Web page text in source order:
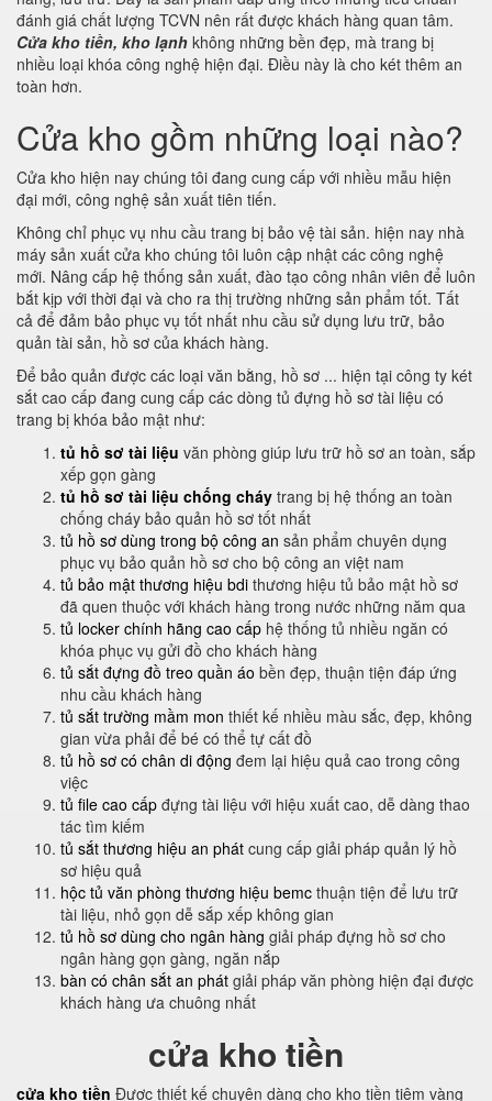
đánh giá chất lượng TCVN nên rất được khách hàng quan tâm.
Cửa kho tiền, kho lạnh không những bền đẹp, mà trang bị
nhiều loại khóa công nghệ hiện đại. Điều này là cho két thêm an
toàn hơn.
Cửa kho gồm những loại nào?
Cửa kho hiện nay chúng tôi đang cung cấp với nhiều mẫu hiện
đại mới, công nghệ sản xuất tiên tiến.
Không chỉ phục vụ nhu cầu trang bị bảo vệ tài sản. hiện nay nhà
máy sản xuất cửa kho chúng tôi luôn cập nhật các công nghệ
mới. Nâng cấp hệ thống sản xuất, đào tạo công nhân viên để luôn
bắt kịp với thời đại và cho ra thị trường những sản phẩm tốt. Tất
cả để đảm bảo phục vụ tốt nhất nhu cầu sử dụng lưu trữ, bảo
quản tài sản, hồ sơ của khách hàng.
Để bảo quản được các loại văn bằng, hồ sơ ... hiện tại công ty két
sắt cao cấp đang cung cấp các dòng tủ đựng hồ sơ tài liệu có
trang bị khóa bảo mật như:
tủ hồ sơ tài liệu văn phòng giúp lưu trữ hồ sơ an toàn, sắp
xếp gọn gàng
tủ hồ sơ tài liệu chống cháy trang bị hệ thống an toàn
chống cháy bảo quản hồ sơ tốt nhất
tủ hồ sơ dùng trong bộ công an sản phẩm chuyên dụng
phục vụ bảo quản hồ sơ cho bộ công an việt nam
tủ bảo mật thương hiệu bdi thương hiệu tủ bảo mật hồ sơ
đã quen thuộc với khách hàng trong nước những năm qua
tủ locker chính hãng cao cấp hệ thống tủ nhiều ngăn có
khóa phục vụ gửi đồ cho khách hàng
tủ sắt đựng đồ treo quần áo bền đẹp, thuận tiện đáp ứng
nhu cầu khách hàng
tủ sắt trường mầm mon thiết kế nhiều màu sắc, đẹp, không
gian vừa phải để bé có thể tự cất đồ
tủ hồ sơ có chân di động đem lại hiệu quả cao trong công
việc
tủ file cao cấp đựng tài liệu với hiệu xuất cao, dễ dàng thao
tác tìm kiếm
tủ sắt thương hiệu an phát cung cấp giải pháp quản lý hồ
sơ hiệu quả
hộc tủ văn phòng thương hiệu bemc thuận tiện để lưu trữ
tài liệu, nhỏ gọn dễ sắp xếp không gian
tủ hồ sơ dùng cho ngân hàng giải pháp đựng hồ sơ cho
ngân hàng gọn gàng, ngăn nắp
bàn có chân sắt an phát giải pháp văn phòng hiện đại được
khách hàng ưa chuông nhất
cửa kho tiền
cửa kho tiền Được thiết kế chuyên dàng cho kho tiền tiệm vàng